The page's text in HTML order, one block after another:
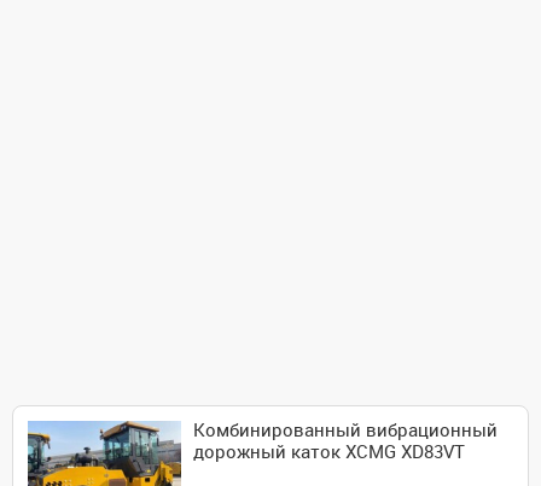
Комбинированный вибрационный
дорожный каток XCMG XD83VT